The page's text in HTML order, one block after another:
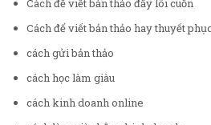
Cách để viết bản thảo đầy lôi cuốn
Cách để viết bản thảo hay thuyết
cách gửi bản thảo
cách học làm giàu
cách kinh doanh online